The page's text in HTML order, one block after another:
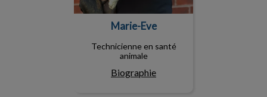
Marie-Eve
Technicienne en santé
animale
Biographie